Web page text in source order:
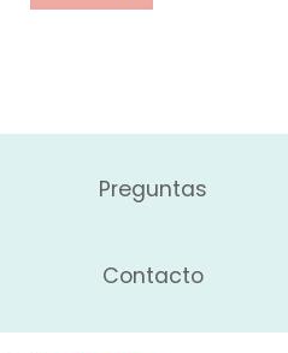
Preguntas
Contacto